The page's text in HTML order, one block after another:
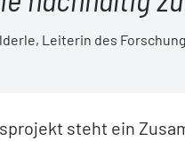
Leiterin des
steht ein